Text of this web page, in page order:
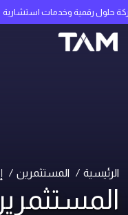
رقمية وخدمات استشارية
الرئيسية المستثمرين